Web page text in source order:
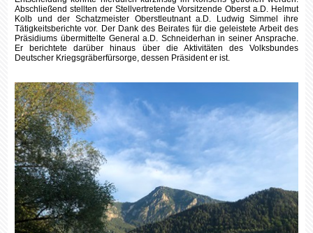
Abschließend stellten der Stellvertretende Vorsitzende Oberst a.D. Helmut
Kolb und der Schatzmeister Oberstleutnant a.D. Ludwig Simmel ihre
Tätigkeitsberichte vor. Der Dank des Beirates für die geleistete Arbeit des
Präsidiums übermittelte General a.D. Schneiderhan in seiner Ansprache.
Er berichtete darüber hinaus über die Aktivitäten des Volksbundes
Deutscher Kriegsgräberfürsorge, dessen Präsident er ist.